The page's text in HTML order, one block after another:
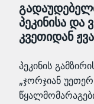
პეკინისა და
კვეთიდან
პეკინის
„ჯორჯიან